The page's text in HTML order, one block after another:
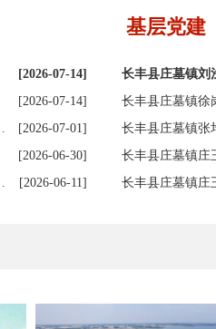
[2026-07-14]
[2026-07-14]
[2026-07-01]
[2026-06-30]
[2026-06-11]
基层党建
长丰县庄墓镇
长丰县庄墓镇徐
长丰县庄墓镇张
长丰县庄墓镇庄
长丰县庄墓镇庄